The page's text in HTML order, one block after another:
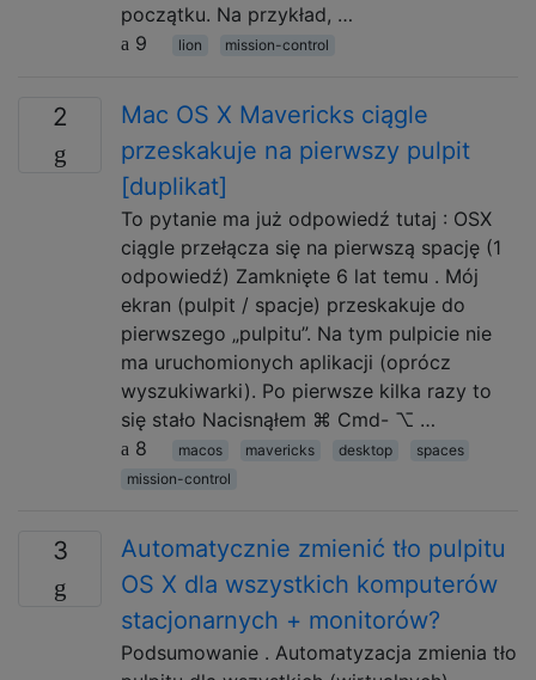
początku. Na przykład, …
9
lion mission-control
2
Mac OS X Mavericks ciągle
przeskakuje na pierwszy pulpit
[duplikat]
To pytanie ma już odpowiedź tutaj : OSX
ciągle przełącza się na pierwszą spację (1
odpowiedź) Zamknięte 6 lat temu . Mój
ekran (pulpit / spacje) przeskakuje do
pierwszego „pulpitu”. Na tym pulpicie nie
ma uruchomionych aplikacji (oprócz
wyszukiwarki). Po pierwsze kilka razy to
się stało Nacisnąłem ⌘ Cmd- ⌥ …
8
macos mavericks desktop
spaces
mission-control
3
Automatycznie zmienić tło pulpitu
OS X dla wszystkich komputerów
stacjonarnych + monitorów?
Podsumowanie . Automatyzacja zmienia tło